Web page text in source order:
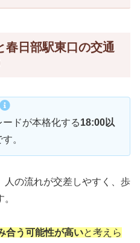
春日部駅東口の交通
ドが本格化する18:00以
す。
人の流れが交差しやすく、歩
合う可能性が高いと考えら